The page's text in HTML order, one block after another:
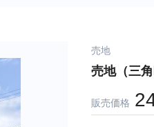
売地
売地（三角
販売価格